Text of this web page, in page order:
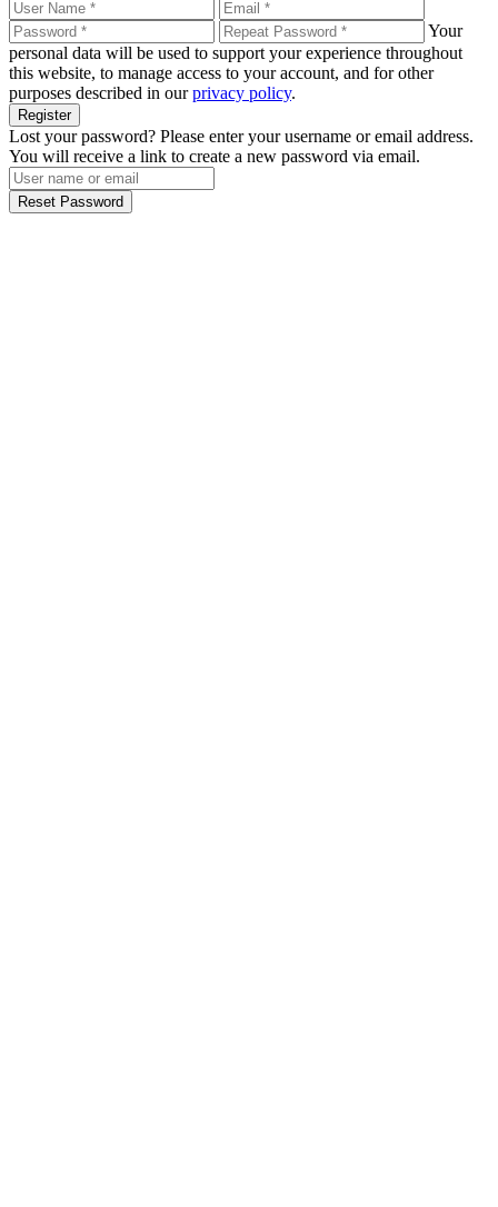
Your
personal data will be used to support your experience throughout
this website, to manage access to your account, and for other
purposes described in ourprivacy policy.
Register
Lost your password? Please enter your username or email address.
You will receive a link to create a new password via email.
Reset Password